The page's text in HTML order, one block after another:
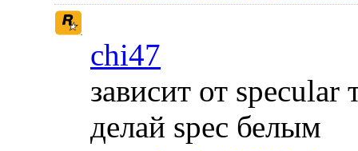
chi47
зависит от
делай spec белым